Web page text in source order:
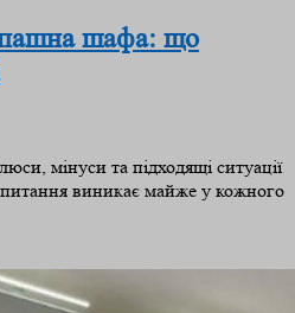
шафа: що
мінуси та підходящі ситуації
виникає майже у кожного